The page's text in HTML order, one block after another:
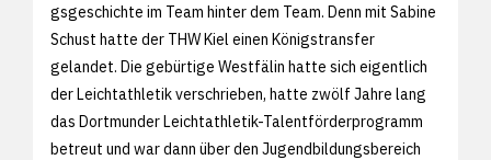
gsgeschichte im Team hinter dem Team. Denn mit Sabine
Schust hatte der THW Kiel einen Königstransfer
gelandet. Die gebürtige Westfälin hatte sich eigentlich
der Leichtathletik verschrieben, hatte zwölf Jahre lang
das Dortmunder Leichtathletik-Talentförderprogramm
betreut und war dann über den Jugendbildungsbereich